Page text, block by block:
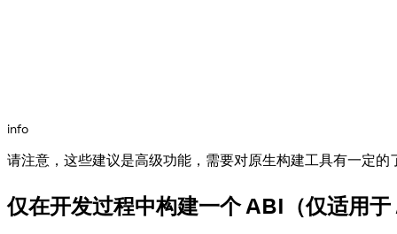
info
请注意，这些建议是高级功能，需要对原生构建工具有一定的
仅在开发过程中构建一个 ABI（仅适用